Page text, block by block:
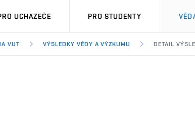
UCHAZEČE PRO STUDENTY
VUT VÝSLEDKY VĚDY A VÝZKUMU DETAIL